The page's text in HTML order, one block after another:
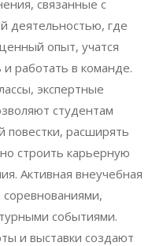
связанные с
деятельностью, где
опыт, учатся
работать в команде.
экспертные
студентам
повестки, расширять
строить карьерную
Активная внеучебная
событиями.
и выставки создают